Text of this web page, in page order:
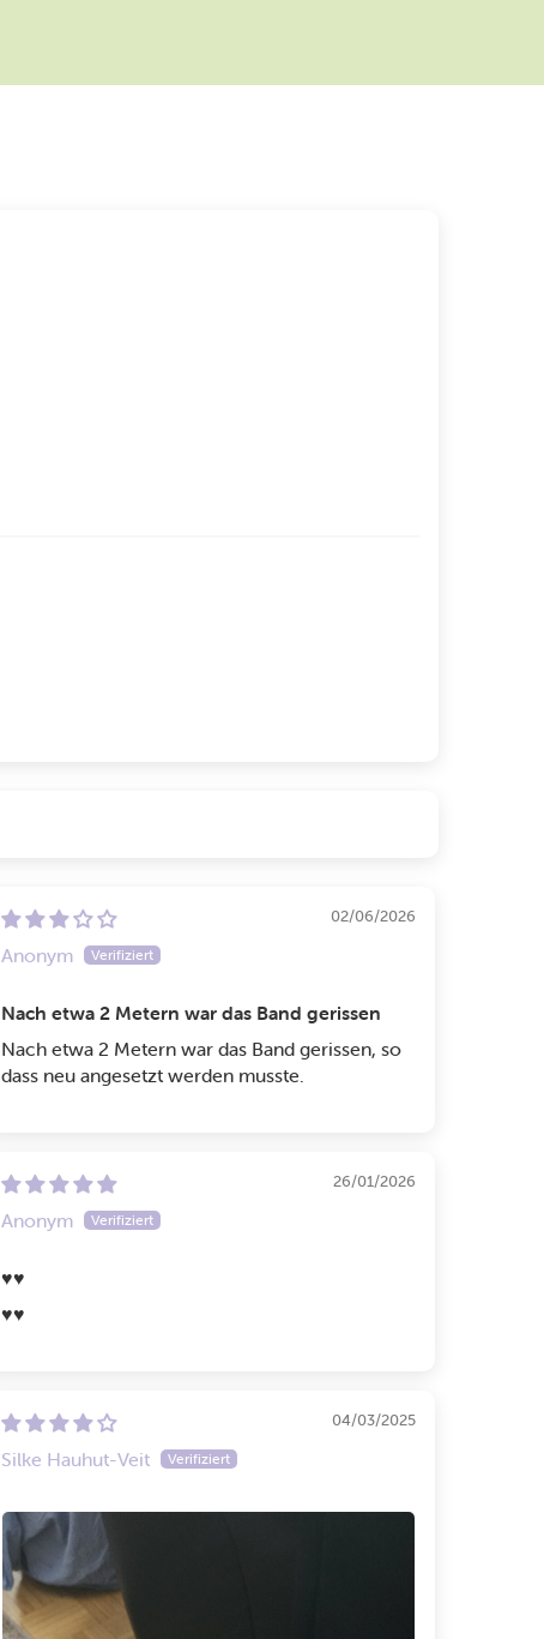
02/06/2026
Anonym
Nach etwa 2 Metern war das Band gerissen
Nach etwa 2 Metern war das Band gerissen, so
dass neu angesetzt werden musste.
26/01/2026
Anonym
♥️♥️
♥️♥️
04/03/2025
Silke Hauhut-Veit